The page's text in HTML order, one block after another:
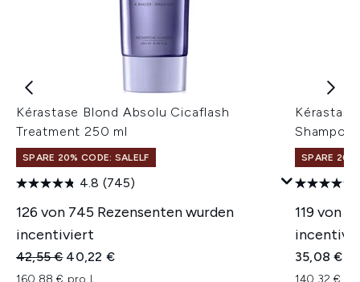
Kérastase Blond Absolu Cicaflash
Treatment 250 ml
SPARE 20% CODE: SALELF
4.8 (745)
126 von 745 Rezensenten wurden
incentiviert
Unverbindliche Preisempfehlung:
42,55 € Aktueller Preis:
40,22 €
Shampoo
SPARE 20%
119 von
35,08 €